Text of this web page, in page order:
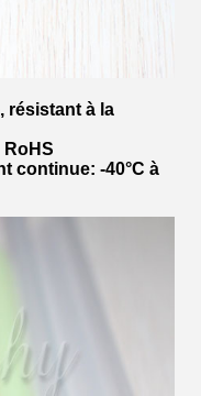
résistant à la
continue: -40°C à